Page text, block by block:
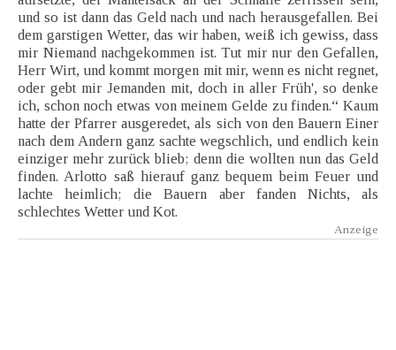
und so ist dann das Geld nach und nach herausgefallen. Bei
dem garstigen Wetter, das wir haben, weiß ich gewiss, dass
mir Niemand nachgekommen ist. Tut mir nur den Gefallen,
Herr Wirt, und kommt morgen mit mir, wenn es nicht regnet,
oder gebt mir Jemanden mit, doch in aller Früh', so denke
ich, schon noch etwas von meinem Gelde zu finden.“ Kaum
hatte der Pfarrer ausgeredet, als sich von den Bauern Einer
nach dem Andern ganz sachte wegschlich, und endlich kein
einziger mehr zurück blieb; denn die wollten nun das Geld
finden. Arlotto saß hierauf ganz bequem beim Feuer und
lachte heimlich; die Bauern aber fanden Nichts, als
schlechtes Wetter und Kot.